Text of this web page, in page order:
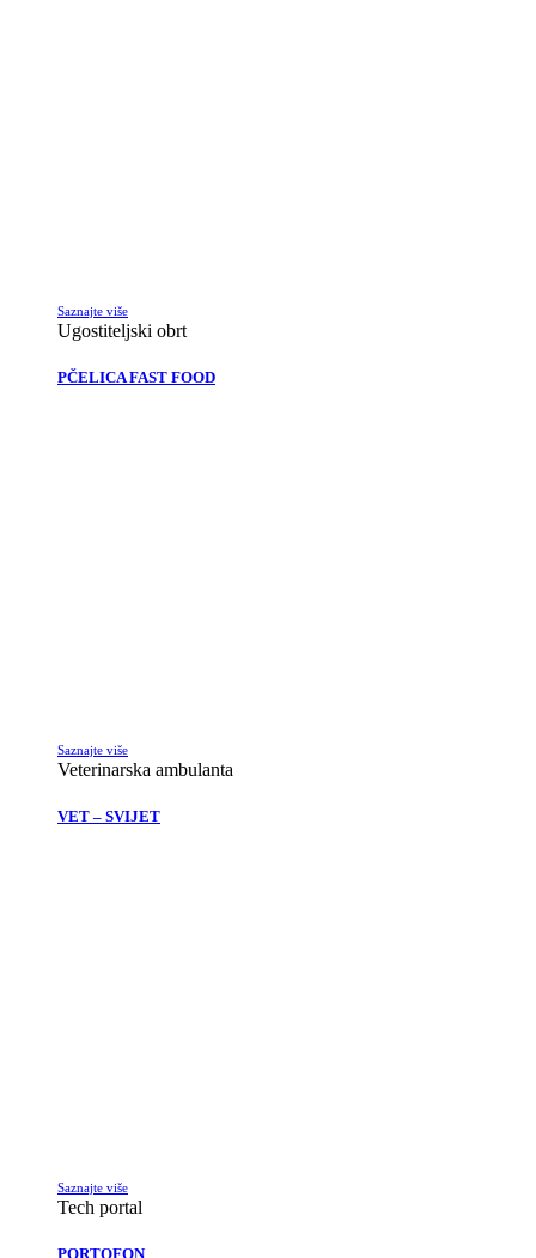
Saznajte više
Ugostiteljski obrt
PČELICA FAST FOOD
Saznajte više
Veterinarska ambulanta
VET – SVIJET
Saznajte više
Tech portal
PORTOFON